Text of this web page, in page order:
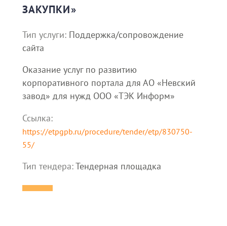
ЗАКУПКИ»
Тип услуги: Поддержка/сопровождение
сайта
Оказание услуг по развитию
корпоративного портала для АО «Невский
завод» для нужд ООО «ТЭК Информ»
Ссылка:
https://etpgpb.ru/procedure/tender/etp/830750-
55/
Тип тендера:Тендерная площадка